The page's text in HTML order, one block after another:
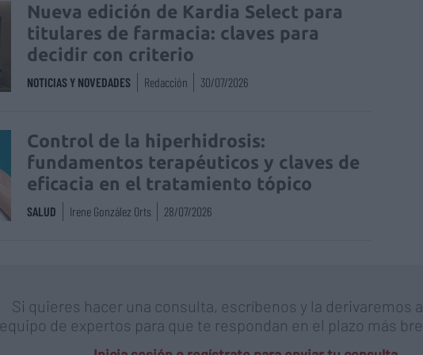
Nueva edición de Kardia Select para
titulares de farmacia: claves para
decidir con criterio
NOTICIAS Y NOVEDADES Redacción 30/07/2026
Control de la hiperhidrosis:
fundamentos terapéuticos y claves de
eficacia en el tratamiento tópico
SALUD Irene González Orts 28/07/2026
Si quieres hacer una consulta, escríbenos y la derivaremos
equipo de expertos para que te respondan en el plazo más